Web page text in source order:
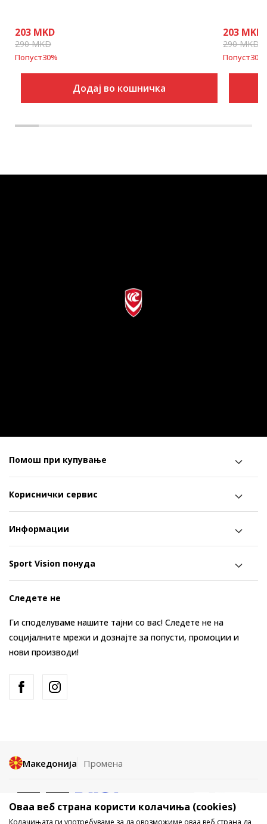
203 MKD
290MKD
Попуст30%
Додај во кошничка
203 MKD
290MKD
Попуст30
Помош при купување
Кориснички сервис
Информации
Sport Vision понуда
Следете не
Ги споделуваме нашите тајни со вас! Следете не на
социјалните мрежи и дознајте за попусти, промоции и
нови производи!
Македонија Промена
Оваа веб страна користи колачиња (cookies)
Колачињата ги употребуваме за да овозможиме оваа веб страна да